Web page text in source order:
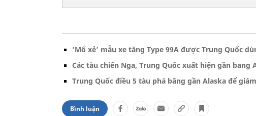
‘Mổ xẻ’ mẫu xe tăng Type 99A được Trung Quốc
Các tàu chiến Nga, Trung Quốc xuất hiện gần bang
Trung Quốc điều 5 tàu phá băng gần Alaska để
Bình luận